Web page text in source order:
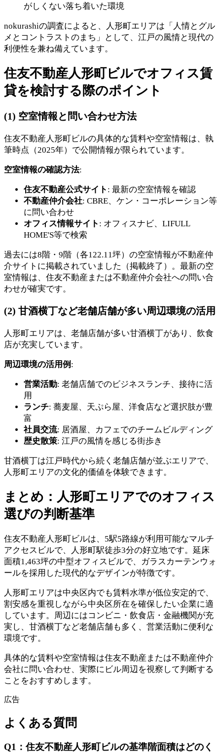
がしくない落ち着いた環境
nokurashiの調査によると、人形町エリアは「人情とグル
メとコントラストのまち」として、江戸の風情と現代の
利便性を兼ね備えています。
住友不動産人形町ビルでオフィス賃
貸を検討する際のポイント
(1) 空室情報と問い合わせ方法
住友不動産人形町ビルの具体的な賃料や空室情報は、執
筆時点（2025年）で公開情報が限られています。
空室情報の確認方法:
住友不動産公式サイト : 最新の空室情報を確認
不動産仲介会社: CBRE、ケン・コーポレーション等
に問い合わせ
オフィス情報サイト : オフィスナビ、LIFULL
HOME'S等で検索
過去には8階・9階（各122.11坪）の空室情報が不動産仲
介サイトに掲載されていました（掲載終了）。最新の空
室情報は、住友不動産または不動産仲介会社への問い合
わせが確実です。
(2) 甘酒横丁など老舗店舗が多い周辺環境の活用
人形町エリアは、老舗店舗が多い甘酒横丁があり、飲食
店が充実しています。
周辺環境の活用例 :
営業活動: 老舗店舗でのビジネスランチ、接待に活
用
ランチ: 蕎麦屋、天ぷら屋、洋食店など選択肢が豊
富
社員交流: 居酒屋、カフェでのチームビルディング
歴史散策: 江戸の風情を感じる街歩き
甘酒横丁は江戸時代から続く老舗店舗が並ぶエリアで、
人形町エリアの文化的価値を体験できます。
まとめ：人形町エリアでのオフィス
選びの判断基準
住友不動産人形町ビルは、5駅5路線が利用可能なマルチ
アクセスビルで、人形町駅徒歩3分の好立地です。延床
面積1,463坪の中型オフィスビルで、ガラスカーテンウォ
ールを採用した現代的なデザインが特徴です。
人形町エリアは中央区内でも賃料水準が低位安定的で、
割安感を重視しながら中央区所在を確保したい企業に適
しています。周辺にはコンビニ・飲食店・金融機関が充
実し、甘酒横丁など老舗店舗も多く、営業活動に便利な
環境です。
具体的な賃料や空室情報は住友不動産または不動産仲介
会社に問い合わせ、実際にビル周辺を視察して判断する
ことをおすすめします。
広告
よくある質問
Q1 ： 住友不動産人形町ビルの基準階面積はどのく